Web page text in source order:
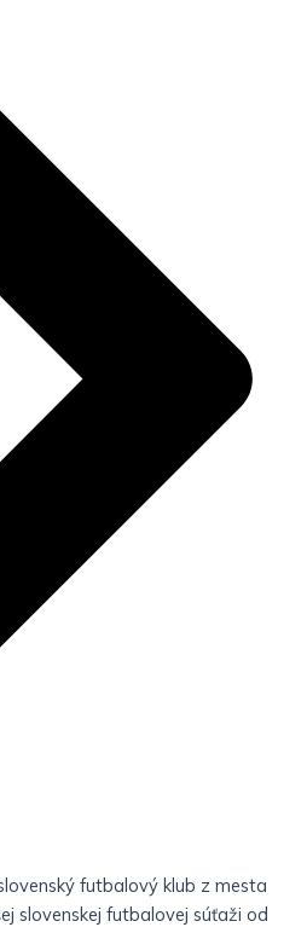
futbalový klub z mesta
slovenskej futbalovej súťaži od